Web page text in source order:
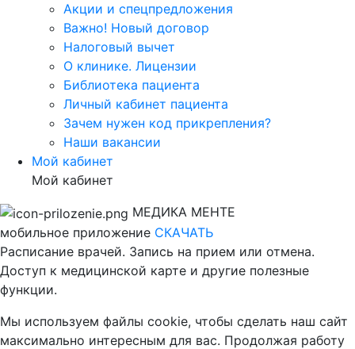
Акции и спецпредложения
Важно! Новый договор
Налоговый вычет
О клинике. Лицензии
Библиотека пациента
Личный кабинет пациента
Зачем нужен код прикрепления?
Наши вакансии
Мой кабинет
Мой кабинет
МЕДИКА МЕНТЕ
мобильное приложение СКАЧАТЬ
Расписание врачей. Запись на прием или отмена.
Доступ к медицинской карте и другие полезные
функции.
Мы используем файлы cookie, чтобы сделать наш сайт
максимально интересным для вас. Продолжая работу